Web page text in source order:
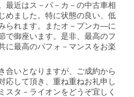
最近はス－パ－カ－の中古車相
めました。特に状態の良い、低
られます。またオ－プンカ―に
で御座います。是非、最高のフ
に最高のパフォ－マンスをお楽
合いとなりますが、ご成約から
応して頂き、重ね重ねお礼申し
スタ－ライオンをどうぞ宜しく